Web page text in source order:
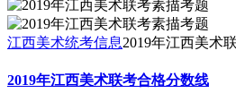
江西美术统考信息2019年江西美术
2019年江西美术联考合格分数线